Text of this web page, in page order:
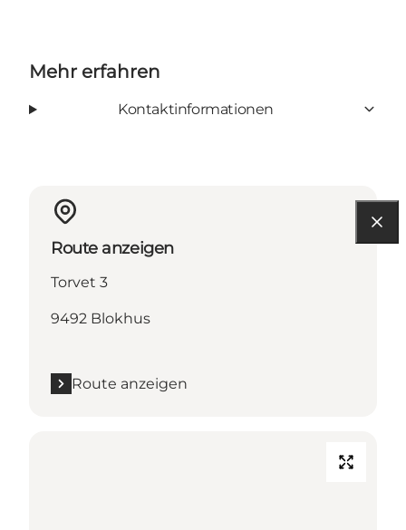
Mehr erfahren
Kontaktinformationen
Route anzeigen
Torvet 3
9492 Blokhus
Route anzeigen